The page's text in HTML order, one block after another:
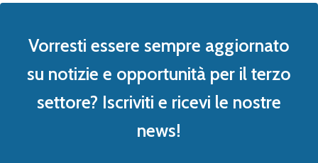
Vorresti essere sempre aggiornato
su notizie e opportunità per il terzo
settore? Iscriviti e ricevi le nostre
news!